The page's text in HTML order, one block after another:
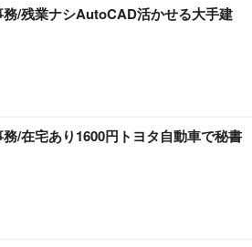
/残業ナシAutoCAD活かせる大手建
/在宅あり1600円トヨタ自動車で秘書